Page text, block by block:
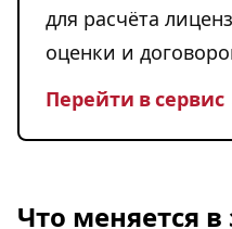
для расчёта
оценки и
Перейти в сервис
Что меняется